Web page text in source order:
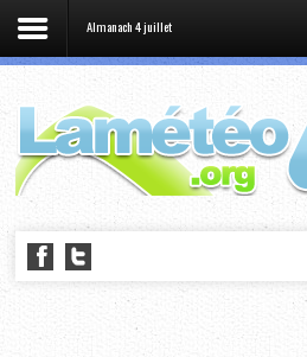
Almanach 4 juillet